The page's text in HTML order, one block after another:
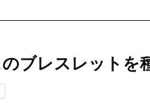
ブレスレットを